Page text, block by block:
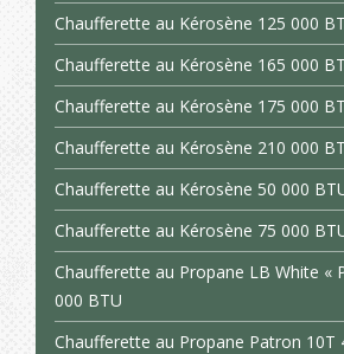
Chaufferette au Kérosène 125 000
Chaufferette au Kérosène 165 000
Chaufferette au Kérosène 175 000
Chaufferette au Kérosène 210 000
Chaufferette au Kérosène 50 000
Chaufferette au Kérosène 75 000
Chaufferette au Propane LB White «
000 BTU
Chaufferette au Propane Patron 10T